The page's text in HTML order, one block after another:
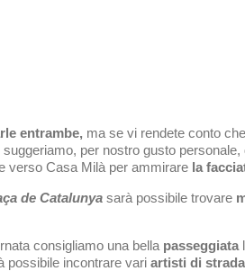
entrambe, ma se vi rendete conto
per nostro gusto
verso Casa Milà per ammirare la
de Catalunya sarà possibile trovare
consigliamo una bella passeggiata
possibile incontrare vari artisti di